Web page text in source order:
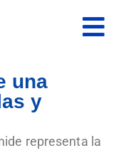
una
y
representa la